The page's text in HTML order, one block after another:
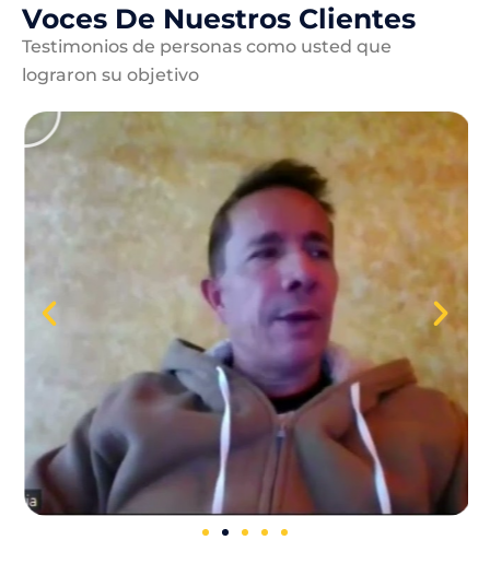
Voces De Nuestros Clientes
Testimonios de personas como usted que
lograron su objetivo